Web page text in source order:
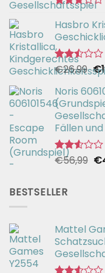
Bewertet
mit
2.67
von 5
Hasbro
Bewertet
mit
2.49
von 5
€26,99 €
Noris
Fällen
Bewertet
von 5
€56,99 €
BESTSELLER
Mattel